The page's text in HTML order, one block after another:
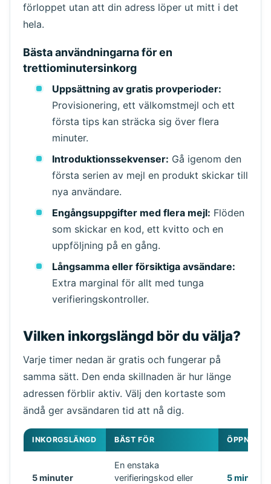
Väntar på inkommande e-post...
förloppet utan att din adress löper ut mitt i det
hela.
Bästa användningarna för en
trettiominutersinkorg
Uppsättning av gratis provperioder:
Provisionering, ett välkomstmejl och ett
första tips kan sträcka sig över flera
minuter.
Introduktionssekvenser: Gå igenom den
första serien av mejl en produkt skickar till
nya användare.
Engångsuppgifter med flera mejl: Flöden
som skickar en kod, ett kvitto och en
uppföljning på en gång.
Långsamma eller försiktiga avsändare:
Extra marginal för allt med tunga
verifieringskontroller.
Vilken inkorgslängd bör du välja?
Varje timer nedan är gratis och fungerar på
samma sätt. Den enda skillnaden är hur länge
adressen förblir aktiv. Välj den kortaste som
ändå ger avsändaren tid att nå dig.
INKORGSLÄNGD BÄST FÖR ÖPPNA
5 minuter
En enstaka
verifieringskod eller
5